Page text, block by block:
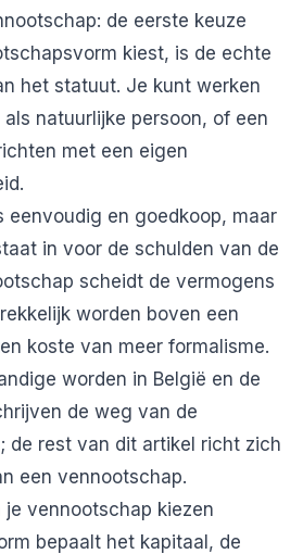
de eerste keuze
kiest, is de echte
het statuut. Je kunt werken
als natuurlijke persoon, of een
met een eigen
eenvoudig en goedkoop, maar
in voor de schulden van de
scheidt de vermogens
worden boven een
koste van meer formalisme.
worden in België en de
de weg van de
de rest van dit artikel richt zich
een vennootschap.
vennootschap kiezen
bepaalt het kapitaal, de